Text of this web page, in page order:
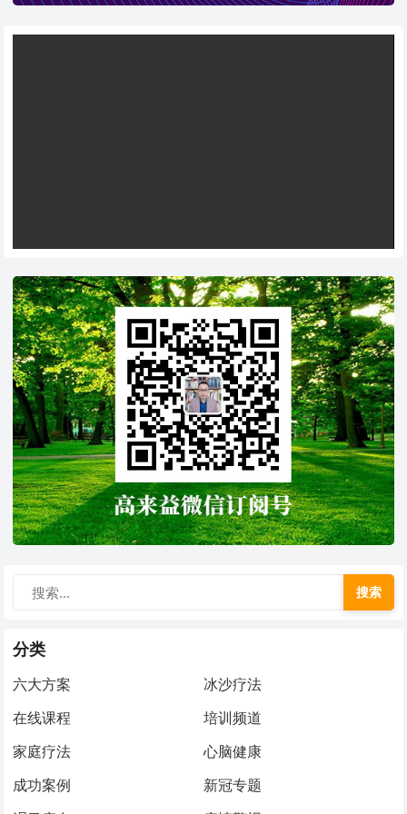
搜索
分类
六大方案
冰沙疗法
在线课程
培训频道
家庭疗法
心脑健康
成功案例
新冠专题